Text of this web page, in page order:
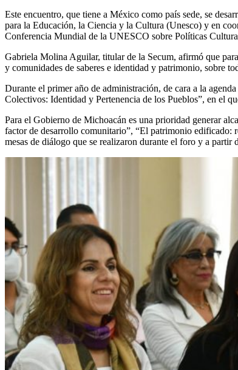
Este encuentro, que tiene a México como país sede, se
para la Educación, la Ciencia y la Cultura (Unesco) y en
Conferencia Mundial de la UNESCO sobre Políticas
Gabriela Molina Aguilar, titular de la Secum, afirmó que
y comunidades de saberes e identidad y patrimonio, sobre
Durante el primer año de administración, de cara a la
Colectivos: Identidad y Pertenencia de los Pueblos”, en el
Para el Gobierno de Michoacán es una prioridad generar
factor de desarrollo comunitario”, “El patrimonio edificado:
mesas de diálogo que se realizaron durante el foro y a partir